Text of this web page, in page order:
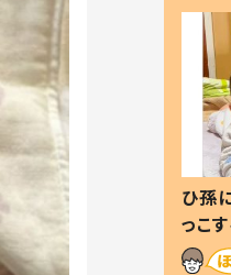
ひ孫
っこ
した」